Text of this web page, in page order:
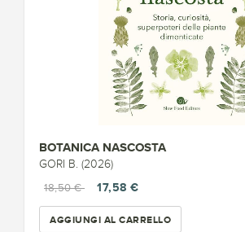
BOTANICA NASCOSTA
GORI B. (2026)
18,50 €
17,58 €
AGGIUNGI AL CARRELLO